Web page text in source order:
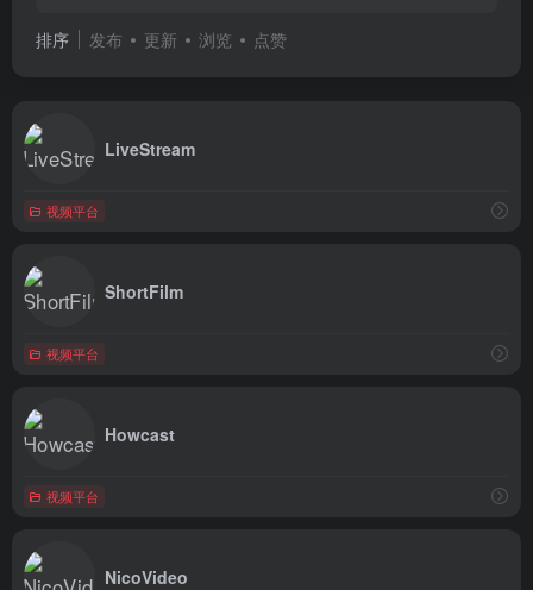
排序 发布 更新 浏览 点赞
LiveStream
视频平台
ShortFilm
视频平台
Howcast
视频平台
NicoVideo